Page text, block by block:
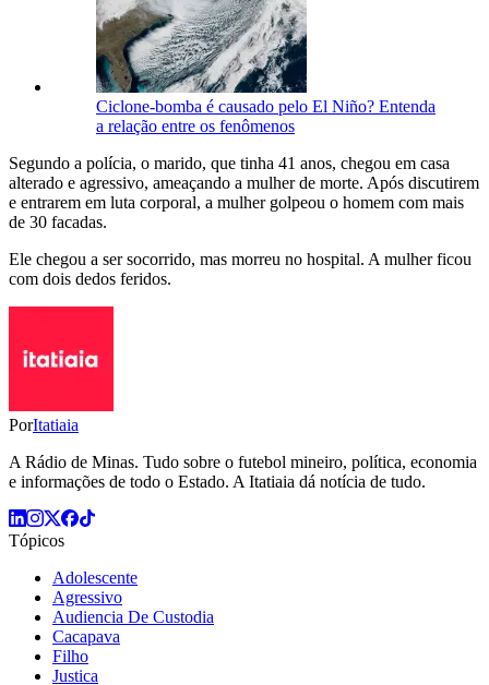
Ciclone-bomba é causado pelo El Niño? Entenda
a relação entre os fenômenos
Segundo a polícia, o marido, que tinha 41 anos, chegou em casa
alterado e agressivo, ameaçando a mulher de morte. Após discutirem
e entrarem em luta corporal, a mulher golpeou o homem com mais
de 30 facadas.
Ele chegou a ser socorrido, mas morreu no hospital. A mulher ficou
com dois dedos feridos.
PorItatiaia
A Rádio de Minas. Tudo sobre o futebol mineiro, política, economia
e informações de todo o Estado. A Itatiaia dá notícia de tudo.
Tópicos
Adolescente
Agressivo
Audiencia De Custodia
Cacapava
Filho
Justica